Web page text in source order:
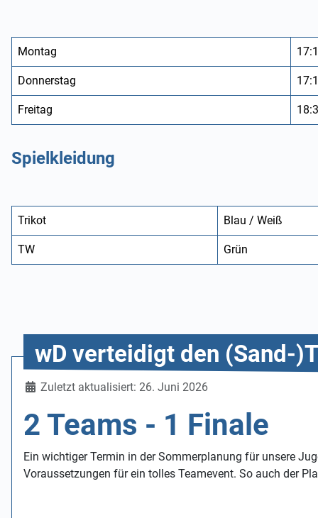
Montag
Donnerstag
Freitag
Spielkleidung
Trikot Blau / Weiß
TW Grün
wD verteidigt den (Sand-
DetailsZuletzt aktualisiert: 26. Juni 2026
2 Teams - 1 Finale
Ein wichtiger Termin in der Sommerplanung für unsere
Voraussetzungen für ein tolles Teamevent. So auch der